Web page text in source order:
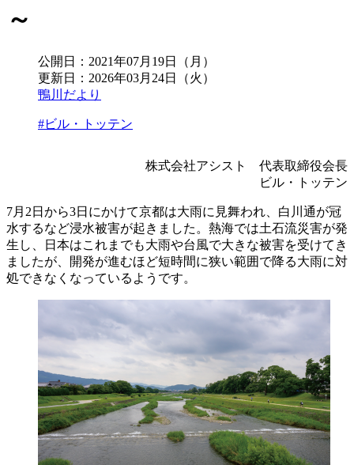
～
公開日： 2021年07月19日（月）
更新日： 2026年03月24日（火）
鴨川だより
#ビル・トッテン
株式会社アシスト 代表取締役会長
ビル・トッテン
7月2日から3日にかけて京都は大雨に見舞われ、白川通が冠
水するなど浸水被害が起きました。熱海では土石流災害が発
生し、日本はこれまでも大雨や台風で大きな被害を受けてき
ましたが、開発が進むほど短時間に狭い範囲で降る大雨に対
処できなくなっているようです。